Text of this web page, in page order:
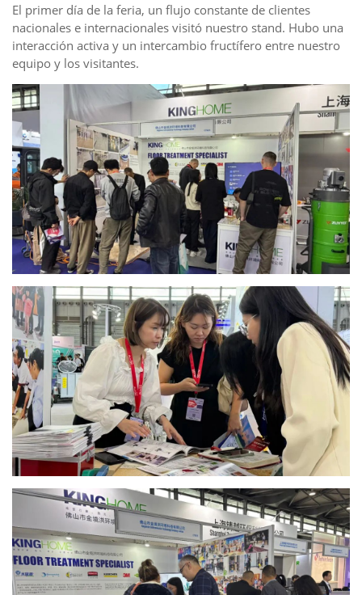
El primer día de la feria, un flujo constante de clientes
nacionales e internacionales visitó nuestro stand. Hubo una
interacción activa y un intercambio fructífero entre nuestro
equipo y los visitantes.